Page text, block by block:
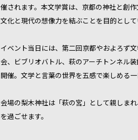
催されます。本文学賞は、京都の神社と創
文化と現代の想像力を結ぶことを目的として
イベント当日には、第二回京都やおよろず
会、ビブリオバトル、萩のアーチトンネル
開催。文学と言葉の世界を五感で楽しめる一
会場の梨木神社は「萩の宮」として親しま
を過ごせます。